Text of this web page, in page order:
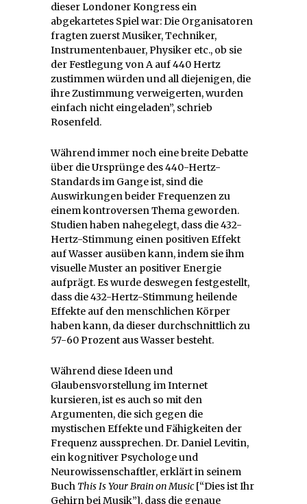
dieser Londoner Kongress ein
abgekartetes Spiel war: Die Organisatoren
fragten zuerst Musiker, Techniker,
Instrumentenbauer, Physiker etc., ob sie
der Festlegung von A auf 440 Hertz
zustimmen würden und all diejenigen, die
ihre Zustimmung verweigerten, wurden
einfach nicht eingeladen”, schrieb
Rosenfeld.
Während immer noch eine breite Debatte
über die Ursprünge des 440-Hertz-
Standards im Gange ist, sind die
Auswirkungen beider Frequenzen zu
einem kontroversen Thema geworden.
Studien haben nahegelegt, dass die 432-
Hertz-Stimmung einen positiven Effekt
auf Wasser ausüben kann, indem sie ihm
visuelle Muster an positiver Energie
aufprägt. Es wurde deswegen festgestellt,
dass die 432-Hertz-Stimmung heilende
Effekte auf den menschlichen Körper
haben kann, da dieser durchschnittlich zu
57-60 Prozent aus Wasser besteht.
Während diese Ideen und
Glaubensvorstellung im Internet
kursieren, ist es auch so mit den
Argumenten, die sich gegen die
mystischen Effekte und Fähigkeiten der
Frequenz aussprechen. Dr. Daniel Levitin,
ein kognitiver Psychologe und
Neurowissenschaftler, erklärt in seinem
Buch This Is Your Brain on Music [“Dies ist Ihr
Gehirn bei Musik”], dass die genaue